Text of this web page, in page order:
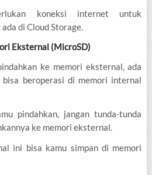
koneksi internet untuk
ada di Cloud Storage.
Eksternal (MicroSD)
ke memori eksternal, ada
bisa beroperasi di memori internal
pindahkan, jangan tunda-tunda
ke memori eksternal.
ini bisa kamu simpan di memori